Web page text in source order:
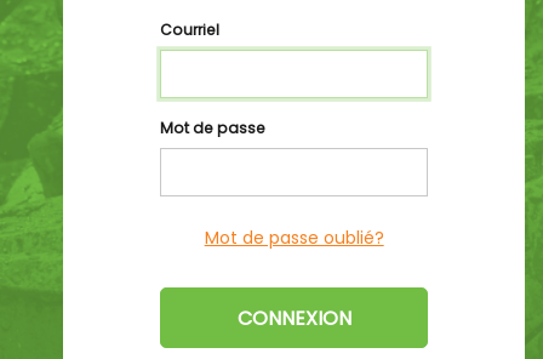
Courriel
Mot de passe
Mot de passe oublié?
CONNEXION